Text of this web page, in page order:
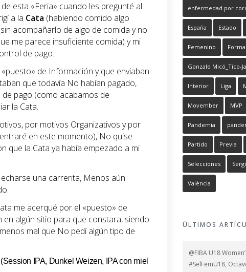
esta «Feria» cuando les pregunté al
a la Cata (habiendo comido algo
acompañarlo de algo de comida y no
me parece insuficiente comida) y mi
de pago.
de Información y que enviaban
que todavía No habían pagado,
pago (como acabamos de
la Cata.
por motivos Organizativos y por
en este momento), No quise
que la Cata ya había empezado a mi
una carrerita, Menos aún
me acerqué por el «puesto» de
algún sitio para que constara, siendo
mal que No pedí algún tipo de
IPA, Dunkel Weizen, IPA con miel
enfermedad por
España Estado
Femenino
Gonzalo Micó_Tico-
Interior Liga
Movember MVP
Pandemia
Partido Previa
Selecciones
València
ÚLTIMOS
@FIBA U18
#SelFemU18,